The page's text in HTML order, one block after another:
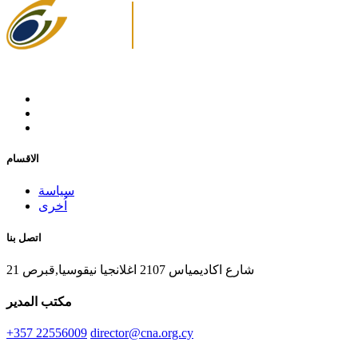
الاقسام
سياسة
اُخرى
اتصل بنا
21 شارع اكاديمياس 2107 اغلانجيا نيقوسيا,قبرص
مكتب المدير
+357 22556009 director@cna.org.cy